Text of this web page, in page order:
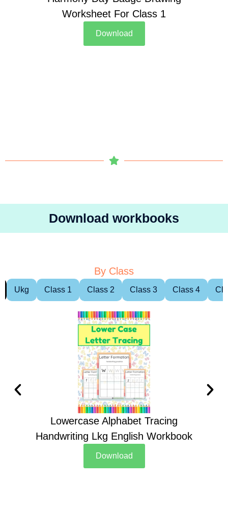
Worksheet For Class 1
Download
Download workbooks
By Class
Ukg Class 1 Class 2 Class 3 Class 4
Lowercase Alphabet Tracing
Handwriting Lkg English Workbook
Download